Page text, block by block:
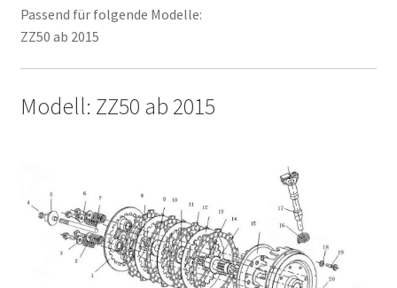
Passend für folgende Modelle:
ZZ50 ab 2015
Modell: ZZ50 ab 2015